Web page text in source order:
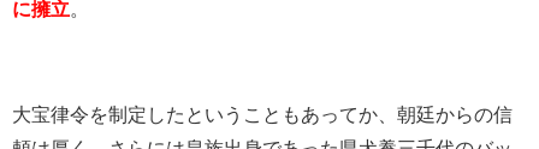
に擁立。
大宝律令を制定したということもあってか、朝廷からの信